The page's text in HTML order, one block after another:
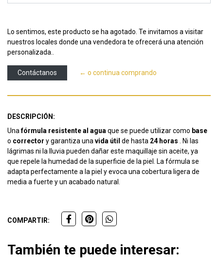
Lo sentimos, este producto se ha agotado. Te invitamos a visitar
nuestros locales donde una vendedora te ofrecerá una atención
personalizada..
Contáctanos ← o continua comprando
DESCRIPCIÓN:
Unafórmula resistente al agua que se puede utilizar como base
o corrector y garantiza una vida útil de hasta 24 horas . Ni las
lágrimas ni la lluvia pueden dañar este maquillaje sin aceite, ya
que repele la humedad de la superficie de la piel. La fórmula se
adapta perfectamente a la piel y evoca una cobertura ligera de
media a fuerte y un acabado natural.
COMPARTIR:
También te puede interesar: